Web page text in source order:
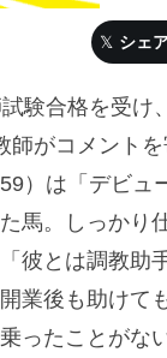
シェ
験合格を受け
師がコメント
）は「デビュ
馬。しっかり
彼とは調教助
業後も助けて
ったことがな